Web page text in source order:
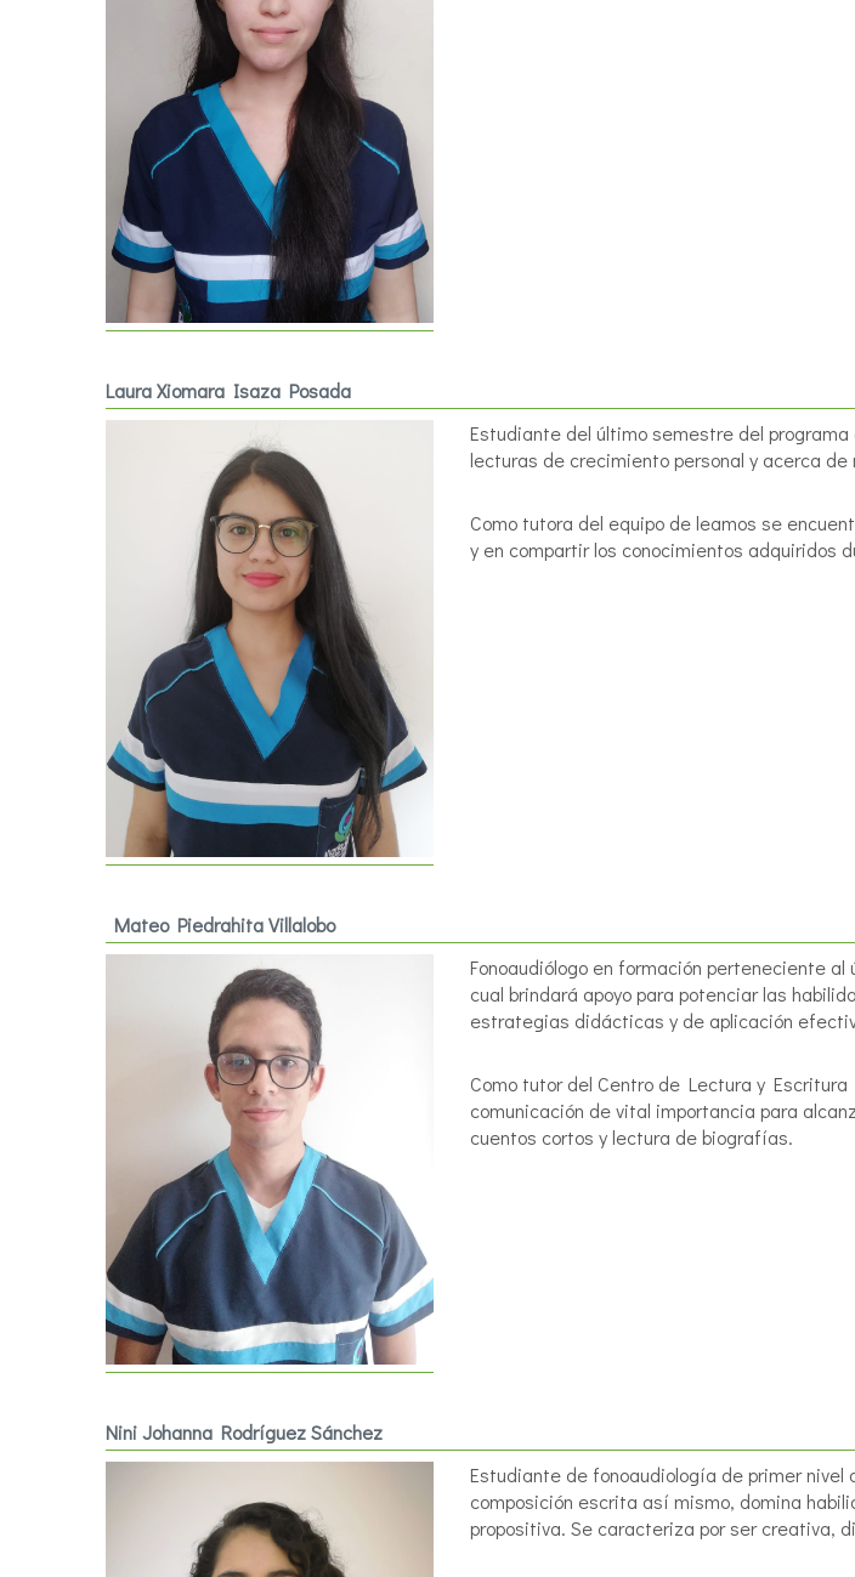
Laura Xiomara Isaza Posada
Estudiante del último semestre del
lecturas de crecimiento personal y acerca
Como tutora del equipo de leamos se
y en compartir los conocimientos adquiridos
Mateo Piedrahita Villalobo
Fonoaudiólogo en formación perteneciente
cual brindará apoyo para potenciar las
estrategias didácticas y de aplicación
Como tutor del Centro de Lectura y
comunicación de vital importancia para
cuentos cortos y lectura de biografías.
Nini Johanna Rodríguez Sánchez
Estudiante de fonoaudiología de primer
composición escrita así mismo, domina
propositiva. Se caracteriza por ser creativa,